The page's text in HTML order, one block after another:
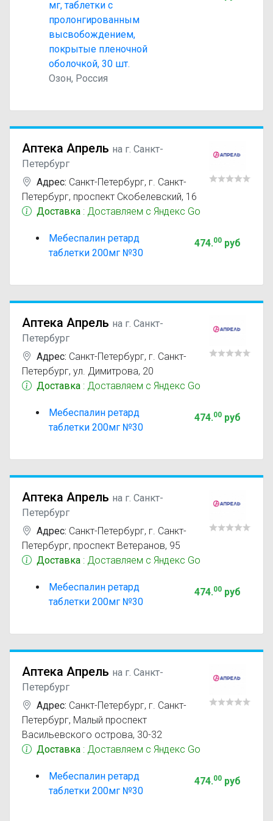
мг, таблетки с
пролонгированным
высвобождением,
покрытые пленочной
оболочкой, 30 шт.
Озон, Россия
Аптека Апрель на г. Санкт-
Петербург
Адрес: Санкт-Петербург, г. Санкт-
Петербург, проспект Скобелевский, 16
Доставка : Доставляем с Яндекс Go
Мебеспалин ретард
таблетки 200мг №30
474.00руб
Аптека Апрель на г. Санкт-
Петербург
Адрес: Санкт-Петербург, г. Санкт-
Петербург, ул. Димитрова, 20
Доставка : Доставляем с Яндекс Go
Мебеспалин ретард
таблетки 200мг №30
474.00руб
Аптека Апрель на г. Санкт-
Петербург
Адрес: Санкт-Петербург, г. Санкт-
Петербург, проспект Ветеранов, 95
Доставка : Доставляем с Яндекс Go
Мебеспалин ретард
таблетки 200мг №30
474.00руб
Аптека Апрель на г. Санкт-
Петербург
Адрес: Санкт-Петербург, г. Санкт-
Петербург, Малый проспект
Васильевского острова, 30-32
Доставка : Доставляем с Яндекс Go
Мебеспалин ретард
таблетки 200мг №30
474.00руб